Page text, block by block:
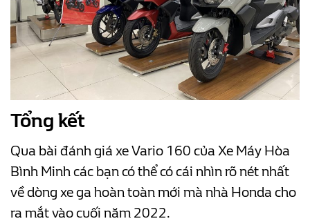
Tổng kết
Qua bài đánh giá xe Vario 160 của Xe Máy Hòa
Bình Minh các bạn có thể có cái nhìn rõ nét nhất
về dòng xe ga hoàn toàn mới mà nhà Honda cho
ra mắt vào cuối năm 2022.